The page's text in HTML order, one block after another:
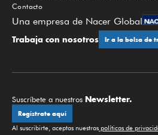
Contacto
Una empresa de Nacer Global
Trabaja con nosotros Ir a la bolsa de
Suscríbete a nuestros Newsletter.
Regístrate aquí
Al suscribirte, aceptas nuestras políticas de